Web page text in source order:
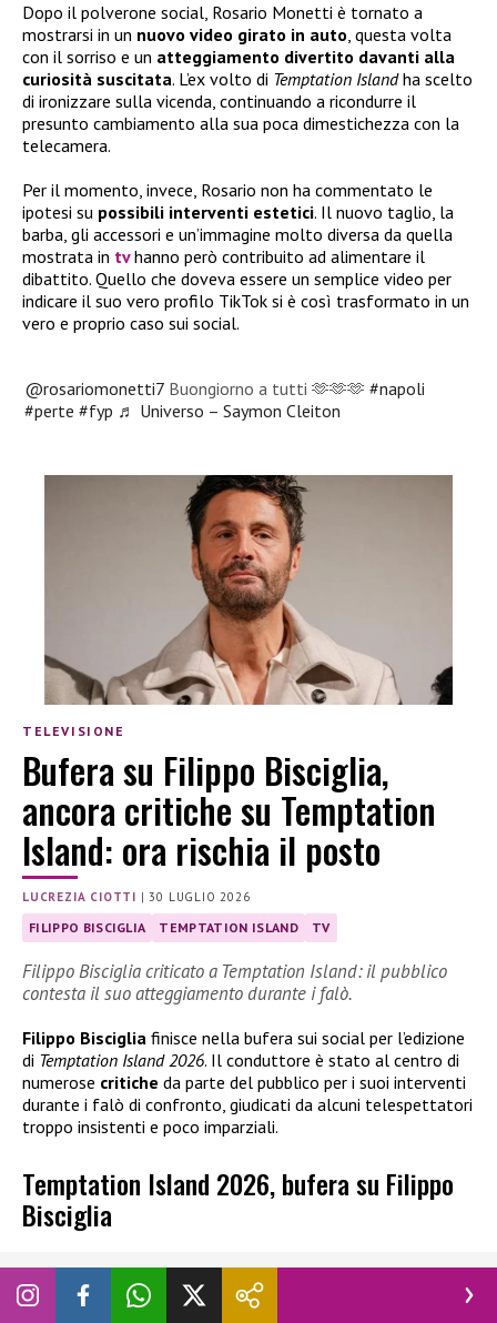
Dopo il polverone social, Rosario Monetti è tornato a
mostrarsi in un nuovo video girato in auto, questa volta
con il sorriso e un atteggiamento divertito davanti alla
curiosità suscitata. L’ex volto di Temptation Islandha scelto
di ironizzare sulla vicenda, continuando a ricondurre il
presunto cambiamento alla sua poca dimestichezza con la
telecamera.
Per il momento, invece, Rosario non ha commentato le
ipotesi su possibili interventi estetici. Il nuovo taglio, la
barba, gli accessori e un’immagine molto diversa da quella
mostrata in tvhanno però contribuito ad alimentare il
dibattito. Quello che doveva essere un semplice video per
indicare il suo vero profilo TikTok si è così trasformato in un
vero e proprio caso sui social.
@rosariomonetti7 Buongiorno a tutti 🫶🫶🫶#napoli
#perte #fyp ♬ Universo – Saymon Cleiton
TELEVISIONE
Bufera su Filippo Bisciglia,
ancora critiche su Temptation
Island: ora rischia il posto
LUCREZIA CIOTTI |30 LUGLIO 2026
FILIPPO BISCIGLIA TEMPTATION ISLAND TV
Filippo Bisciglia criticato a Temptation Island: il pubblico
contesta il suo atteggiamento durante i falò.
Filippo Bisciglia finisce nella bufera sui social per l’edizione
di Temptation Island 2026. Il conduttore è stato al centro di
numerose critiche da parte del pubblico per i suoi interventi
durante i falò di confronto, giudicati da alcuni telespettatori
troppo insistenti e poco imparziali.
Temptation Island 2026, bufera su Filippo
Bisciglia